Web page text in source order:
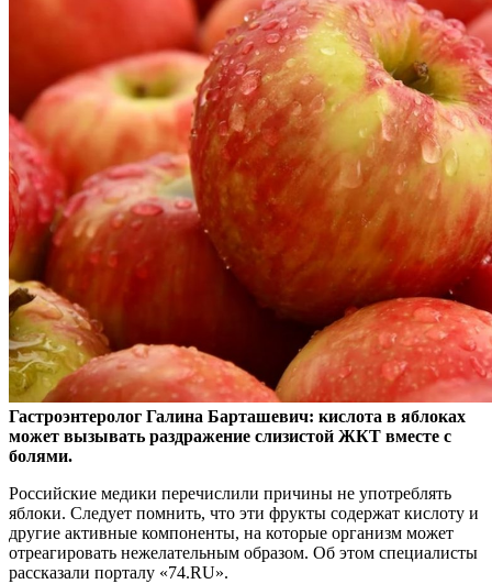
Гастроэнтеролог Галина Барташевич: кислота в яблоках
может вызывать раздражение слизистой ЖКТ вместе с
болями.
Российские медики перечислили причины не употреблять
яблоки. Следует помнить, что эти фрукты содержат кислоту и
другие активные компоненты, на которые организм может
отреагировать нежелательным образом. Об этом специалисты
рассказали порталу «74.RU».